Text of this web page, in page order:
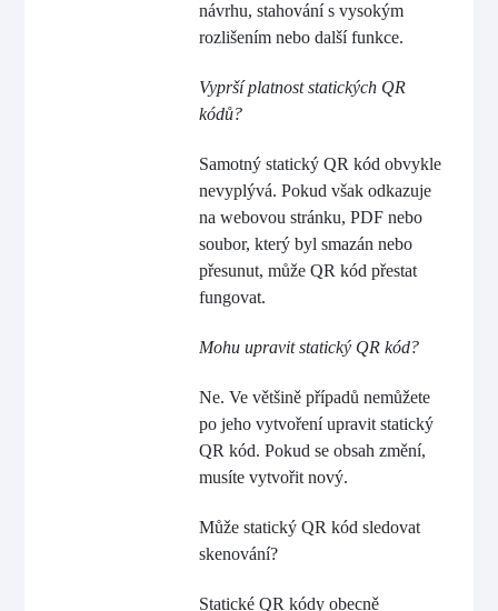
návrhu, stahování s vysokým
rozlišením nebo další funkce.
Vyprší platnost statických QR
kódů?
Samotný statický QR kód obvykle
nevyplývá. Pokud však odkazuje
na webovou stránku, PDF nebo
soubor, který byl smazán nebo
přesunut, může QR kód přestat
fungovat.
Mohu upravit statický QR kód?
Ne. Ve většině případů nemůžete
po jeho vytvoření upravit statický
QR kód. Pokud se obsah změní,
musíte vytvořit nový.
Může statický QR kód sledovat
skenování?
Statické QR kódy obecně